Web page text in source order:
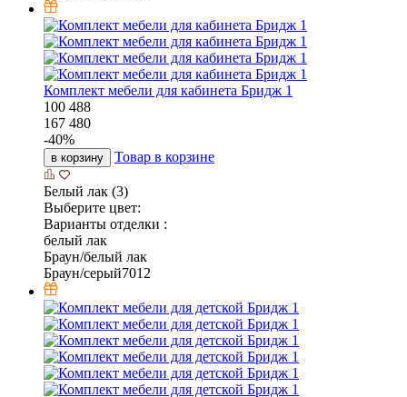
Комплект мебели для кабинета Бридж 1
100 488
167 480
-40%
в корзину Товар в корзине
Белый лак (3)
Выберите цвет:
Варианты отделки :
белый лак
Браун/белый лак
Браун/серый7012